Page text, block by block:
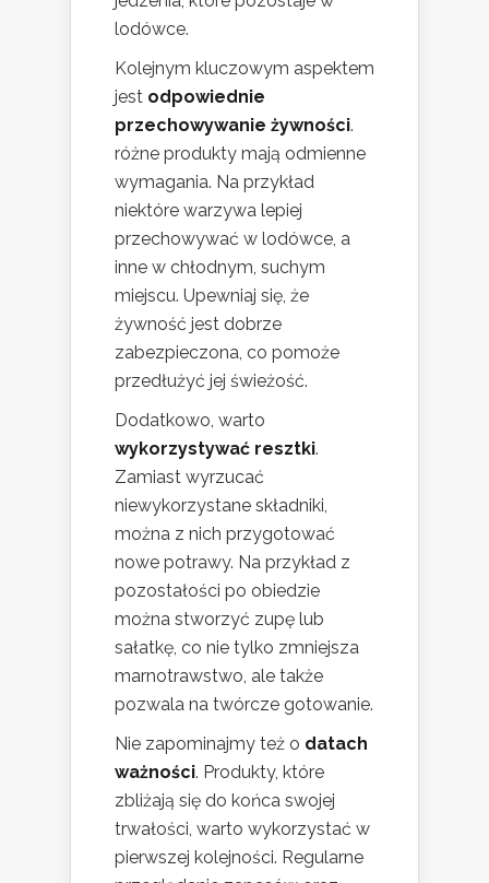
lodówce.
Kolejnym kluczowym aspektem
jest odpowiednie
przechowywanie żywności.
różne produkty mają odmienne
wymagania. Na przykład
niektóre warzywa lepiej
przechowywać w lodówce, a
inne w chłodnym, suchym
miejscu. Upewniaj się, że
żywność jest dobrze
zabezpieczona, co pomoże
przedłużyć jej świeżość.
Dodatkowo, warto
wykorzystywać resztki.
Zamiast wyrzucać
niewykorzystane składniki,
można z nich przygotować
nowe potrawy. Na przykład z
pozostałości po obiedzie
można stworzyć zupę lub
sałatkę, co nie tylko zmniejsza
marnotrawstwo, ale także
pozwala na twórcze gotowanie.
Nie zapominajmy też o datach
ważności. Produkty, które
zbliżają się do końca swojej
trwałości, warto wykorzystać w
pierwszej kolejności. Regularne